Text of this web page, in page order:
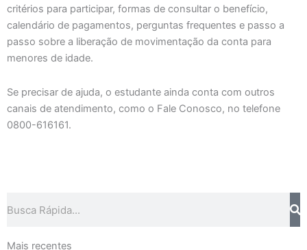
critérios para participar, formas de consultar o benefício,
calendário de pagamentos, perguntas frequentes e passo a
passo sobre a liberação de movimentação da conta para
menores de idade.
Se precisar de ajuda, o estudante ainda conta com outros
canais de atendimento, como o Fale Conosco, no telefone
0800-616161.
Mais recentes